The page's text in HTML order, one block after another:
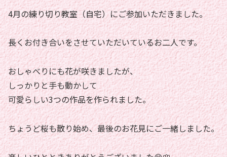
4月の練り切り教室（自宅）にご参加いただきました。
長くお付き合いをさせていただいているお二人です。
おしゃべりにも花が咲きましたが、
しっかりと手も動かして
可愛らしい3つの作品を作られました。
ちょうど桜も散り始め、最後のお花見にご一緒しました。